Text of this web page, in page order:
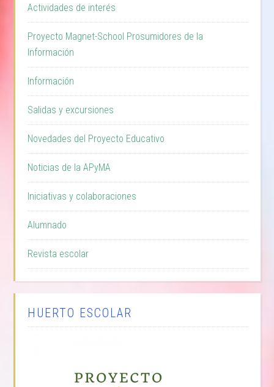
Actividades de interés
Proyecto Magnet-School Prosumidores de la
Información
Información
Salidas y excursiones
Novedades del Proyecto Educativo
Noticias de la APyMA
Iniciativas y colaboraciones
Alumnado
Revista escolar
HUERTO ESCOLAR